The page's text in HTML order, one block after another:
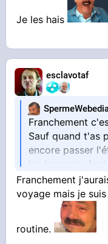
Je les hais
esclavotaf
Franchement
Sauf quand t'as
encore passer
les boomers
et essaye
file du
Franchement
voyage mais je
routine.